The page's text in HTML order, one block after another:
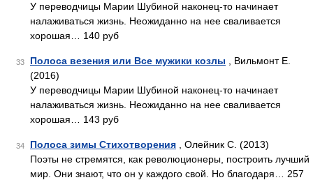
У переводчицы Марии Шубиной наконец-то начинает
налаживаться жизнь. Неожиданно на нее сваливается
хорошая… 140 руб
33 Полоса везения или Все мужики козлы , Вильмонт Е.
(2016)
У переводчицы Марии Шубиной наконец-то начинает
налаживаться жизнь. Неожиданно на нее сваливается
хорошая… 143 руб
34 Полоса зимы Стихотворения , Олейник С. (2013)
Поэты не стремятся, как революционеры, построить лучший
мир. Они знают, что он у каждого свой. Но благодаря… 257